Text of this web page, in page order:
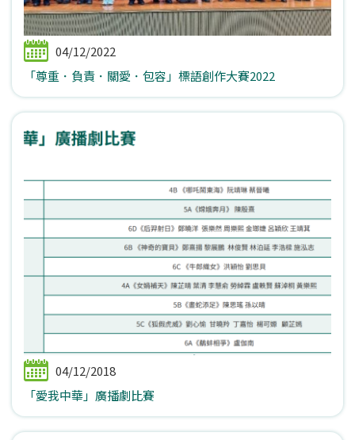
04/12/2022
「尊重．負責．關愛．包容」標語創作大賽2022
04/12/2018
「愛我中華」廣播劇比賽